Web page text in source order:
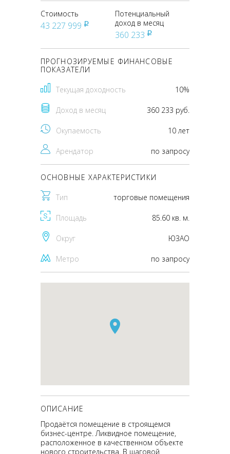
Стоимость
43 227 999 pуб
Потенциальный
доход в месяц
360 233 pуб
ПРОГНОЗИРУЕМЫЕ ФИНАНСОВЫЕ
ПОКАЗАТЕЛИ
Текущая доходность 10%
Доход в месяц 360 233 руб.
Окупаемость 10 лет
Арендатор по запросу
ОСНОВНЫЕ ХАРАКТЕРИСТИКИ
Тип торговые помещения
Площадь 85.60 кв. м.
Округ ЮЗАО
Метро по запросу
ОПИСАНИЕ
Продаётся помещение в строящемся
бизнес-центре. Ликвидное помещение,
расположенное в качественном объекте
нового строительства. В шаговой